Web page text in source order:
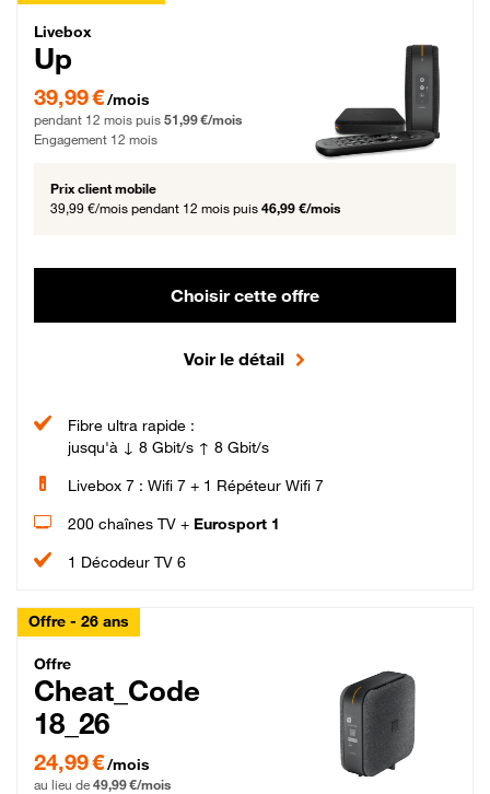
Livebox Up Fibre
Livebox
Up
39,99 € par mois pendant 12 mois puis 51,99 € par mois, Engagement 12 mois
39,99 €/mois
pendant 12 mois puis 51,99 €/mois
Engagement 12 mois
Prix client mobile
39,99 €/mois pendant 12 mois puis 46,99 €/mois
Choisir cette offre
Voir le détail
Fibre ultra rapide :
jusqu'à ↓ 8 Gbit/s ↑ 8 Gbit/s
Livebox 7 : Wifi 7 + 1 Répéteur Wifi 7
200 chaînes TV + Eurosport 1
1 Décodeur TV 6
Offre - 26 ans
Cheat_Code Fibre_18_26
Offre
Cheat_Code
18_26
24,99 € par mois pendant 0 mois puis 49,99 € par mois, Sans engagement
24,99 €/mois
au lieu de 49,99 €/mois